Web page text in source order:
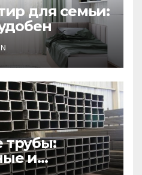
для семьи:
и